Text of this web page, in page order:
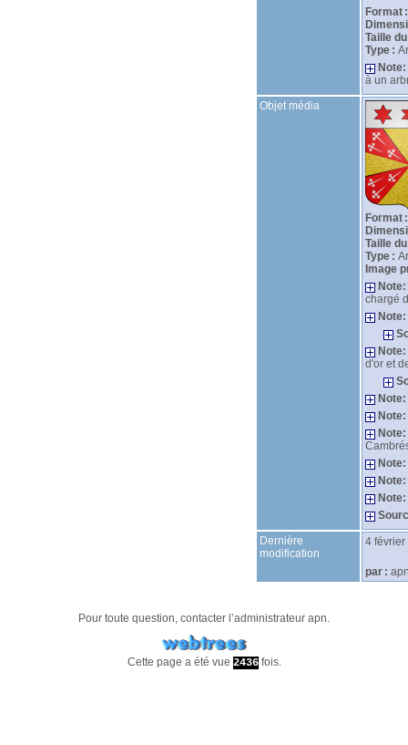
Format :
Taille
Type :
Note:
à un
Objet média
Format :
Taille
Type :
Image
Note:
chargé
Note:
Note:
d'or et
Note:
Note:
Note:
Note:
Note:
Note:
Dernière
modification
4 février
par :
Pour toute question, contacter l’administrateur apn.
Cette page a été vue 2436fois.